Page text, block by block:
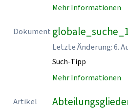
Mehr Informationen
Dokument
Letzte Änderung: 6.
Such-Tipp
Mehr Informationen
Artikel